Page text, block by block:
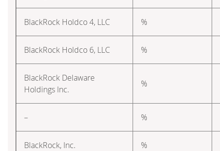
BlackRock Holdco 4, LLC %
BlackRock Holdco 6, LLC %
BlackRock Delaware
Holdings Inc.
%
– %
BlackRock, Inc. %